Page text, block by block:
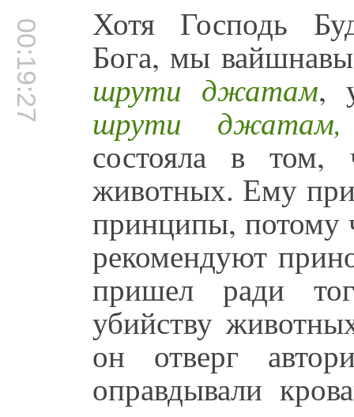
00:19:27 Хотя Господь
Бога, мы
шрути джатам,
шрути джатам,
состояла в том,
животных. Ему
принципы, потому
рекомендуют
пришел ради
убийству
он отверг
оправдывали